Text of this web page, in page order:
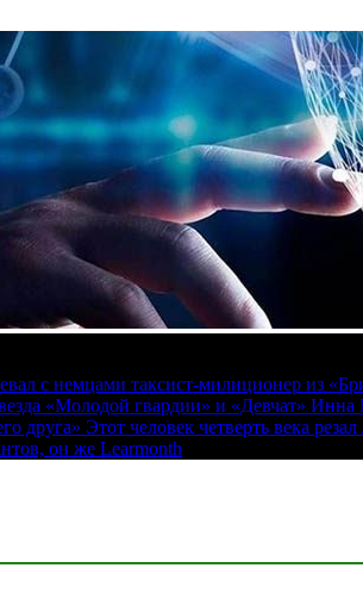
с немцами таксист-милиционер из
«Молодой гвардии» и «Девчат» Инна
друга» Этот человек четверть века
он же Learmonth